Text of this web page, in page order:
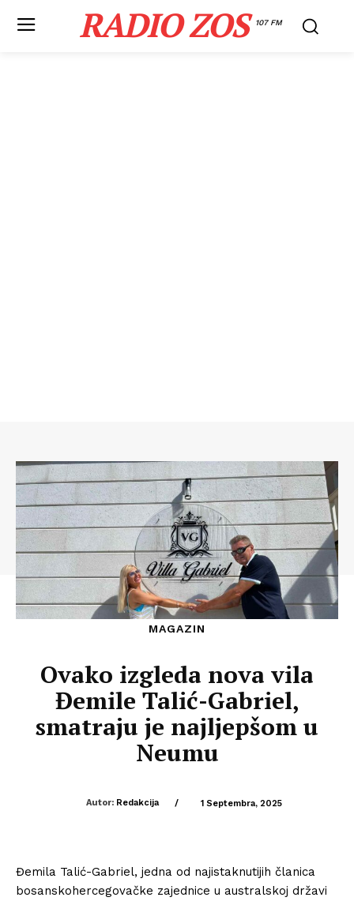
RADIO ZOS 107 FM
MAGAZIN
Ovako izgleda nova vila
Đemile Talić-Gabriel,
smatraju je najljepšom u
Neumu
Autor: Redakcija / 1 Septembra, 2025
Đemila Talić-Gabriel, jedna od najistaknutijih članica
bosanskohercegovačke zajednice u australskoj državi